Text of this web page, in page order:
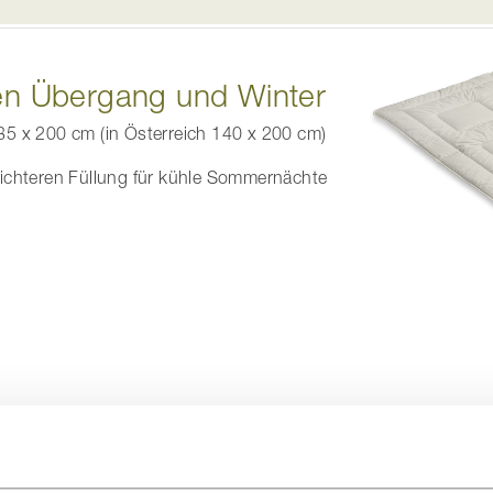
Übergang und Winter
x 200 cm (in Österreich 140 x 200 cm)
Füllung für kühle Sommernächte